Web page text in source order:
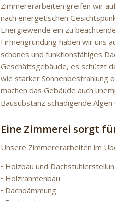
Zimmererarbeiten greifen wir
nach energetischen
Energiewende ein zu
Firmengründung haben wir uns
schönes und funktionsfähiges
Geschäftsgebäude, es schützt
wie starker Sonnenbestrahlung
machen das Gebäude auch
Bausubstanz schädigende
Eine Zimmerei sorgt
Unsere Zimmererarbeiten im
• Holzbau und
• Holzrahmenbau
• Dachdämmung